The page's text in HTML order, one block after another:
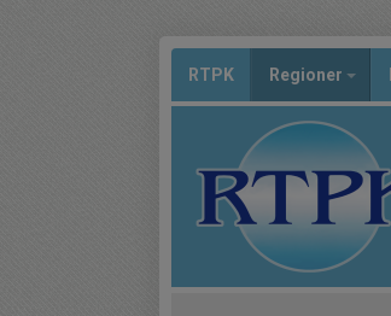
RTPK Regioner